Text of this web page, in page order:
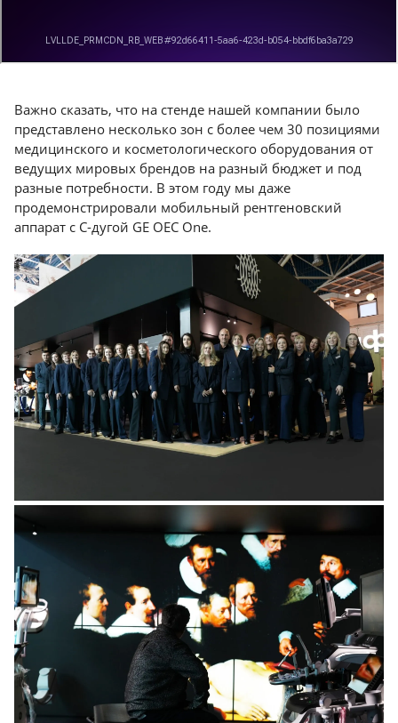
Важно сказать, что на стенде нашей компании было
представлено несколько зон с более чем 30 позициями
медицинского и косметологического оборудования от
ведущих мировых брендов на разный бюджет и под
разные потребности. В этом году мы даже
продемонстрировали мобильный рентгеновский
аппарат с С-дугой GE OEC One.